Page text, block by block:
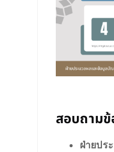
สอบถาม
ฝ่ายปร